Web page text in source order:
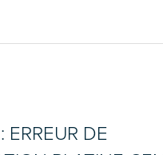
ERREUR DE